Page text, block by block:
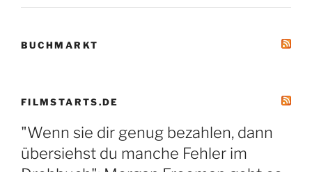
BUCHMARKT
FILMSTARTS.DE
"Wenn sie dir genug bezahlen, dann
übersiehst du manche Fehler im